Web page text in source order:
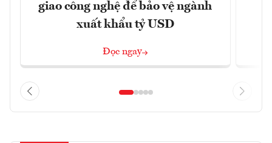
giao công nghệ để bảo vệ ngành
xuất khẩu tỷ USD
Đọc ngay